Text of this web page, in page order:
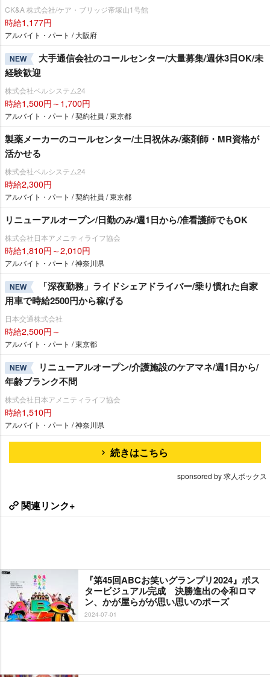
CK&A 株式会社/ケア・ブリッジ帝塚山1号館
時給1,177円
アルバイト・パート / 大阪府
NEW
大手通信会社のコールセンター/大量募集/週休3日OK/未
経験歓迎
株式会社ベルシステム24
時給1,500円～1,700円
アルバイト・パート / 契約社員 / 東京都
製薬メーカーのコールセンター/土日祝休み/薬剤師・MR資格が
活かせる
株式会社ベルシステム24
時給2,300円
アルバイト・パート / 契約社員 / 東京都
リニューアルオープン/日勤のみ/週1日から/准看護師でもOK
株式会社日本アメニティライフ協会
時給1,810円～2,010円
アルバイト・パート / 神奈川県
NEW
「深夜勤務」ライドシェアドライバー/乗り慣れた自家
用車で時給2500円から稼げる
日本交通株式会社
時給2,500円～
アルバイト・パート / 東京都
NEW
リニューアルオープン/介護施設のケアマネ/週1日から/
年齢ブランク不問
株式会社日本アメニティライフ協会
時給1,510円
アルバイト・パート / 神奈川県
続きはこちら
sponsored by 求人ボックス
関連リンク+
『第45回ABCお笑いグランプリ2024』ポス
タービジュアル完成 決勝進出の令和ロマ
ン、かが屋らがが思い思いのポーズ
2024-07-01